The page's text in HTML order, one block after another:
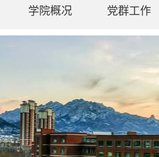
学院概况 党群工作